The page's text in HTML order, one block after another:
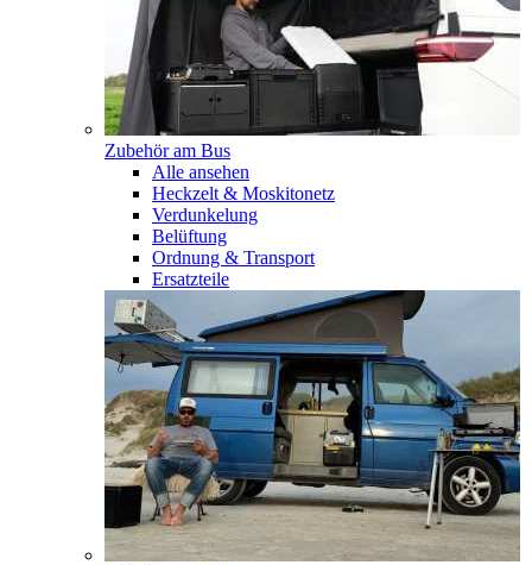
Zubehör am Bus
Alle ansehen
Heckzelt & Moskitonetz
Verdunkelung
Belüftung
Ordnung & Transport
Ersatzteile